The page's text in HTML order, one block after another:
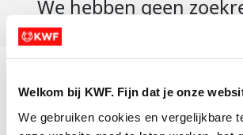
Welkom bij KWF. Fijn dat je onze
We gebruiken cookies en vergelijkbare
We hebben geen
Actiematerialen
Evenementen